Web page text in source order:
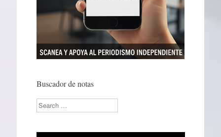
Buscador de notas
Search